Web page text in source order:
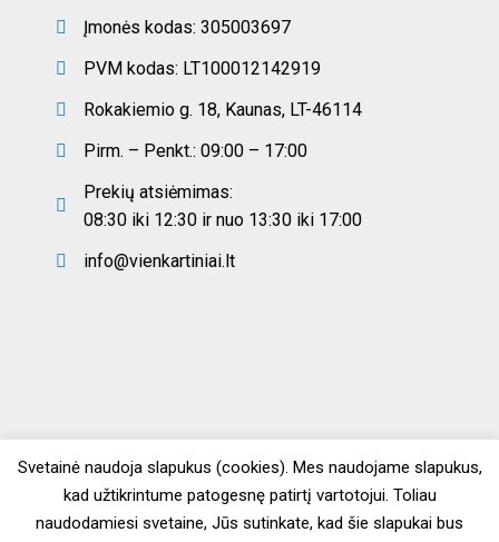
Įmonės kodas: 305003697
PVM kodas: LT100012142919
Rokakiemio g. 18, Kaunas, LT-46114
Pirm. – Penkt.: 09:00 – 17:00
Prekių atsiėmimas:
08:30 iki 12:30 ir nuo 13:30 iki 17:00
info@vienkartiniai.lt
Svetainė naudoja slapukus (cookies). Mes naudojame slapukus,
kad užtikrintume patogesnę patirtį vartotojui. Toliau
naudodamiesi svetaine, Jūs sutinkate, kad šie slapukai bus